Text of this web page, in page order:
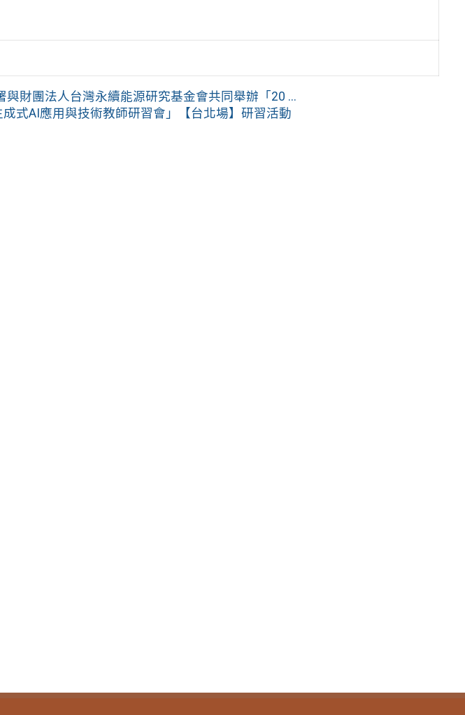
與財團法人台灣永續能源研究基金會共同舉辦「20 ...
成式AI應用與技術教師研習會」【台北場】研習活動